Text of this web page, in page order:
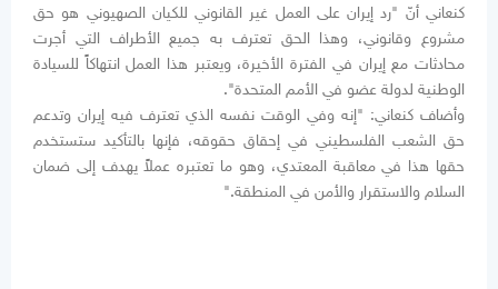
كنعاني أنّ "رد إيران على العمل غير القانوني للكيان الصهيوني هو حق
مشروع وقانوني، وهذا الحق تعترف به جميع الأطراف التي أجرت
محادثات مع إيران في الفترة الأخيرة، ويعتبر هذا العمل انتهاكاً للسيادة
الوطنية لدولة عضو في الأمم المتحدة".
وأضاف كنعاني: "إنه وفي الوقت نفسه الذي تعترف فيه إيران وتدعم
حق الشعب الفلسطيني في إحقاق حقوقه، فإنها بالتأكيد ستستخدم
حقها هذا في معاقبة المعتدي، وهو ما تعتبره عملاً يهدف إلى ضمان
السلام والاستقرار والأمن في المنطقة."